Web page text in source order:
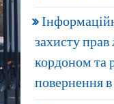
захисту
кордоном та
повернення